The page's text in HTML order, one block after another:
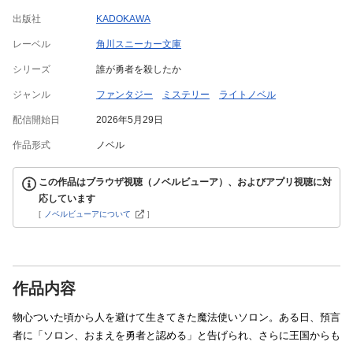
出版社 KADOKAWA
レーベル 角川スニーカー文庫
シリーズ 誰が勇者を殺したか
ジャンル ファンタジー ミステリー ライトノベル
配信開始日 2026年5月29日
作品形式 ノベル
この作品はブラウザ視聴（ノベルビューア）、およびアプリ視聴に対
応しています
[ ノベルビューアについて ]
作品内容
物心ついた頃から人を避けて生きてきた魔法使いソロン。ある日、預言
者に「ソロン、おまえを勇者と認める」と告げられ、さらに王国からも